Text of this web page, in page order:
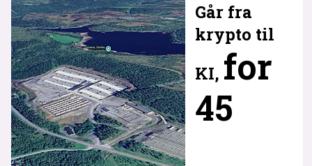
Går fra
krypto til
KI, for
45